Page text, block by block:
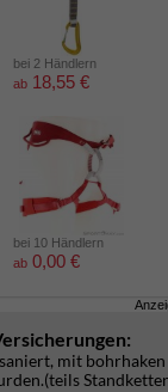
bei 2 Händlern
ab 18,55 €
bei 10 Händlern
ab 0,00 €
mit bohrhaken